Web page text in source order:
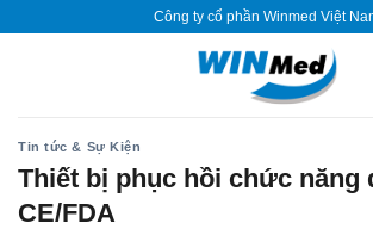
Công ty cổ phần Winmed Việt
Tin tức & Sự Kiện
Thiết bị phục hồi chức năng
CE/FDA